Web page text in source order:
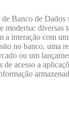
de Banco de
moderna: diversas
a interação com
no banco, uma
ou um
de acesso a